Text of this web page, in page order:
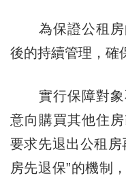
為保證公租房
後的持續管理，確
實行保障對象
意向購買其他住
要求先退出公租房
房先退保”的機制